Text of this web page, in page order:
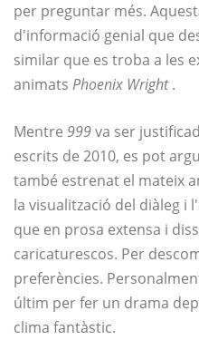
per preguntar més.
d'informació genial que
similar que es troba a les
animats Phoenix Wright.
Mentre 999va ser
escrits de 2010, es pot
també estrenat el mateix
la visualització del diàleg i
que en prosa extensa i
caricaturescos. Per
preferències.
últim per fer un drama
clima fantàstic.